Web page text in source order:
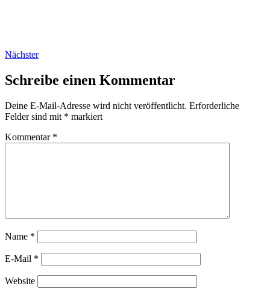
Nächster
Schreibe einen Kommentar
Deine E-Mail-Adresse wird nicht veröffentlicht. Erforderliche
Felder sind mit * markiert
Kommentar *
Name *
E-Mail *
Website